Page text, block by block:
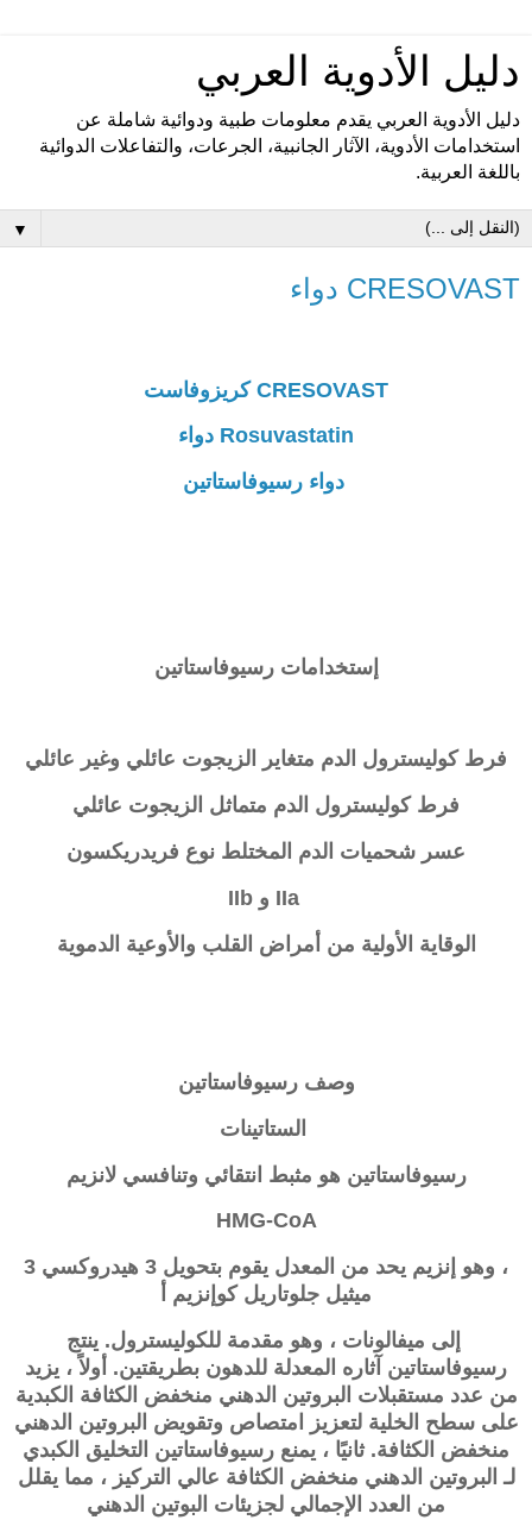
دليل الأدوية العربي
دليل الأدوية العربي يقدم معلومات طبية ودوائية شاملة عن
استخدامات الأدوية، الآثار الجانبية، الجرعات، والتفاعلات الدوائية
باللغة العربية.
▼
CRESOVAST دواء
CRESOVAST كريزوفاست
Rosuvastatin دواء
دواء رسيوفاستاتين
إستخدامات رسيوفاستاتين
فرط كوليسترول الدم متغاير الزيجوت عائلي وغير عائلي
فرط كوليسترول الدم متماثل الزيجوت عائلي
عسر شحميات الدم المختلط نوع فريدريكسون
IIa و IIb
الوقاية الأولية من أمراض القلب والأوعية الدموية
وصف رسيوفاستاتين
الستاتينات
رسيوفاستاتين هو مثبط انتقائي وتنافسي لانزيم
HMG-CoA
، وهو إنزيم يحد من المعدل يقوم بتحويل 3 هيدروكسي 3
ميثيل جلوتاريل كوإنزيم أ
إلى ميفالونات ، وهو مقدمة للكوليسترول. ينتج
رسيوفاستاتين آثاره المعدلة للدهون بطريقتين. أولاً ، يزيد
من عدد مستقبلات البروتين الدهني منخفض الكثافة الكبدية
على سطح الخلية لتعزيز امتصاص وتقويض البروتين الدهني
منخفض الكثافة. ثانيًا ، يمنع رسيوفاستاتين التخليق الكبدي
لـ البروتين الدهني منخفض الكثافة عالي التركيز ، مما يقلل
من العدد الإجمالي لجزيئات البوتين الدهني